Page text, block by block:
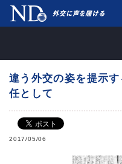
違う外交の姿を提示
任として
2017/05/06